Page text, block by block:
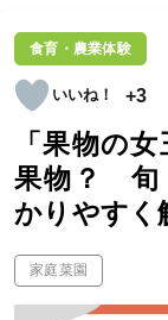
食育・農業体験
+3
「果物の
果物？ 旬
かりやすく
家庭菜園